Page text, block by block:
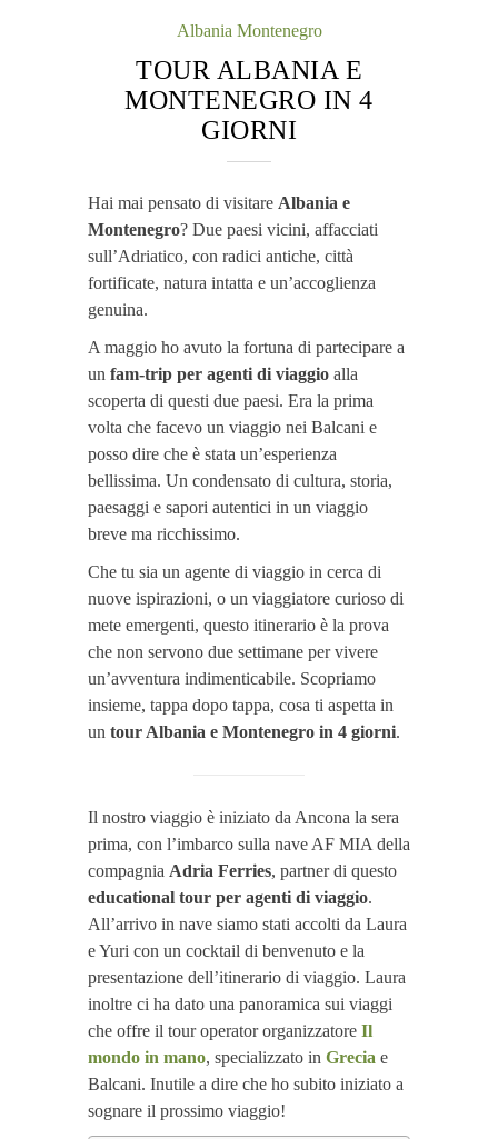
Albania Montenegro
TOUR ALBANIA E
MONTENEGRO IN 4
GIORNI
Hai mai pensato di visitare Albania e
Montenegro? Due paesi vicini, affacciati
sull’Adriatico, con radici antiche, città
fortificate, natura intatta e un’accoglienza
genuina.
A maggio ho avuto la fortuna di partecipare a
un fam-trip per agenti di viaggio alla
scoperta di questi due paesi. Era la prima
volta che facevo un viaggio nei Balcani e
posso dire che è stata un’esperienza
bellissima. Un condensato di cultura, storia,
paesaggi e sapori autentici in un viaggio
breve ma ricchissimo.
Che tu sia un agente di viaggio in cerca di
nuove ispirazioni, o un viaggiatore curioso di
mete emergenti, questo itinerario è la prova
che non servono due settimane per vivere
un’avventura indimenticabile. Scopriamo
insieme, tappa dopo tappa, cosa ti aspetta in
un tour Albania e Montenegro in 4 giorni.
Il nostro viaggio è iniziato da Ancona la sera
prima, con l’imbarco sulla nave AF MIA della
compagnia Adria Ferries, partner di questo
educational tour per agenti di viaggio.
All’arrivo in nave siamo stati accolti da Laura
e Yuri con un cocktail di benvenuto e la
presentazione dell’itinerario di viaggio. Laura
inoltre ci ha dato una panoramica sui viaggi
che offre il tour operator organizzatore Il
mondo in mano, specializzato in Grecia e
Balcani. Inutile a dire che ho subito iniziato a
sognare il prossimo viaggio!